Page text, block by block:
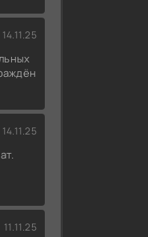
14.11.25
14.11.25
11.11.25